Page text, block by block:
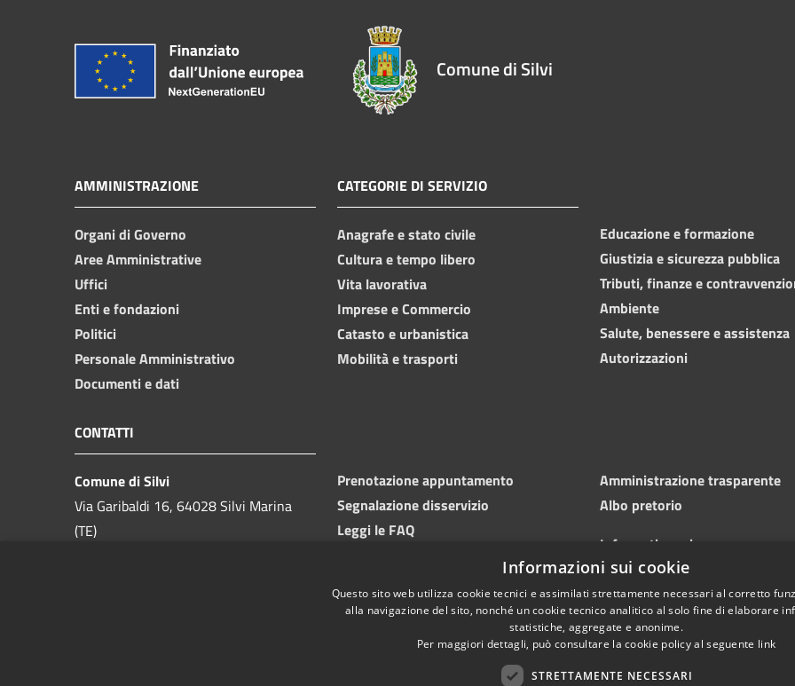
Comune di Silvi
AMMINISTRAZIONE
Organi di Governo
Aree Amministrative
Uffici
Enti e fondazioni
Politici
Personale Amministrativo
Documenti e dati
CATEGORIE DI SERVIZIO
Anagrafe e stato civile
Cultura e tempo libero
Vita lavorativa
Imprese e Commercio
Catasto e urbanistica
Mobilità e trasporti
Educazione e formazione
Giustizia e sicurezza pubblica
Tributi, finanze e
Ambiente
Salute, benessere e assistenza
Autorizzazioni
CONTATTI
Comune di Silvi
Via Garibaldi 16, 64028 Silvi Marina
(TE)
Prenotazione appuntamento
Segnalazione disservizio
Leggi le FAQ
Amministrazione trasparente
Albo pretorio
Informativa privacy
Note legali
Dichiarazione di accessibilità
Informazioni sui cookie
Questo sito web utilizza cookie tecnici e assimilati strettamente necessari al corretto
alla navigazione del sito, nonché un cookie tecnico analitico al solo fine di elaborare
statistiche, aggregate e anonime.
Per maggiori dettagli, può consultare la cookie policy al seguente link
STRETTAMENTE NECESSARI